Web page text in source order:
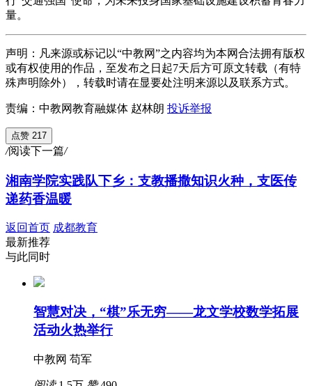
量。
声明：凡来源或标记以“中教网”之内容均为本网合法拥有版权
或有权使用的作品，至发布之日起7天后方可原文转载（有特
殊声明除外），转载时请在显要处注明来源以及联系方式。
责编：中教网教育融媒体 赵林朗 投诉举报
点赞 217
/阅读下一篇/
湘南学院实践队下乡：支教播撒知识火种，支医传
递药香温暖
返回首页 成都教育
最新推荐
与此同时
智慧对决，“棋”乐无穷——龙文学校数学拓展
活动火热举行
中教网 苟军